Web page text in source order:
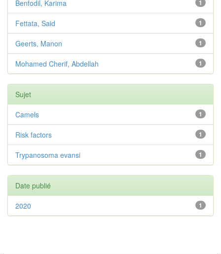
1
Benfodil, Karima
1
Fettata, Said
1
Geerts, Manon
1
Mohamed Cherif, Abdellah
Sujet
1
Camels
1
Risk factors
1
Trypanosoma evansi
Date publié
1
2020